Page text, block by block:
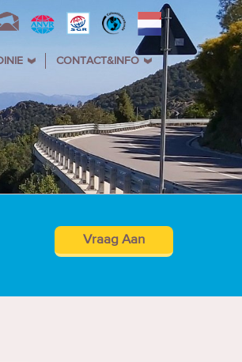
CONTACT&INFO
Vraag Aan